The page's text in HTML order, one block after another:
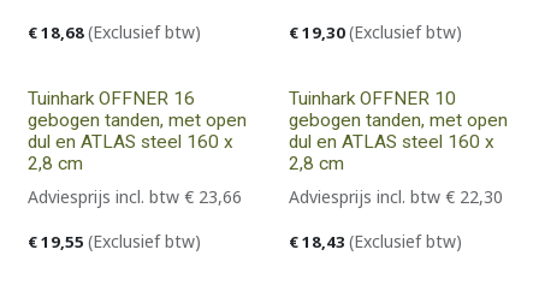
€18,68(Exclusief btw) €19,30(Exclusief btw)
Tuinhark OFFNER 16
gebogen tanden, met open
dul en ATLAS steel 160 x
2,8 cm
€19,55 (Exclusief btw)
Adviesprijs incl. btw € 23,66
Tuinhark OFFNER 10
gebogen tanden, met open
dul en ATLAS steel 160 x
2,8 cm
€18,43 (Exclusief btw)
Adviesprijs incl. btw € 22,30